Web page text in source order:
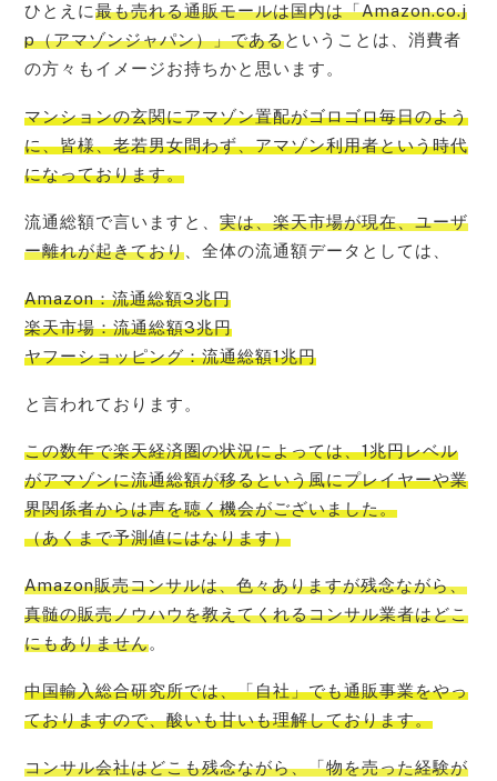
ひとえに最も売れる通販モールは国内は「Amazon.co.j
p（アマゾンジャパン）」であるということは、消費者
の方々もイメージお持ちかと思います。
マンションの玄関にアマゾン置配がゴロゴロ毎日のよう
に、皆様、老若男女問わず、アマゾン利用者という時代
になっております。
流通総額で言いますと、実は、楽天市場が現在、ユーザ
ー離れが起きており 、全体の流通額データとしては、
Amazon：流通総額3兆円
楽天市場：流通総額3兆円
ヤフーショッピング：流通総額1兆円
と言われております。
この数年で楽天経済圏の状況によっては、1兆円レベル
がアマゾンに流通総額が移るという風にプレイヤーや業
界関係者からは声を聴く機会がございました。
（あくまで予測値にはなります）
Amazon販売コンサルは、色々ありますが残念ながら、
真髄の販売ノウハウを教えてくれるコンサル業者はどこ
にもありません。
中国輸入総合研究所では、「自社」でも通販事業をやっ
ておりますので、酸いも甘いも理解しております。
コンサル会社はどこも残念ながら、「物を売った経験が